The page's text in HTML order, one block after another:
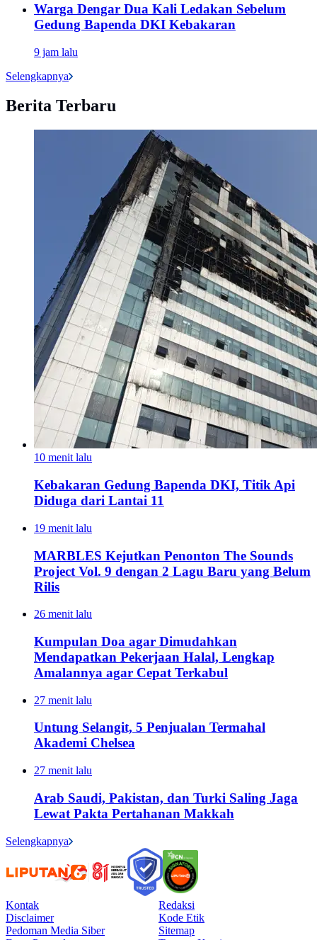
Warga Dengar Dua Kali Ledakan Sebelum
Gedung Bapenda DKI Kebakaran
9 jam lalu
Selengkapnya
Berita Terbaru
10 menit lalu
Kebakaran Gedung Bapenda DKI, Titik Api
Diduga dari Lantai 11
19 menit lalu
MARBLES Kejutkan Penonton The Sounds
Project Vol. 9 dengan 2 Lagu Baru yang Belum
Rilis
26 menit lalu
Kumpulan Doa agar Dimudahkan
Mendapatkan Pekerjaan Halal, Lengkap
Amalannya agar Cepat Terkabul
27 menit lalu
Untung Selangit, 5 Penjualan Termahal
Akademi Chelsea
27 menit lalu
Arab Saudi, Pakistan, dan Turki Saling Jaga
Lewat Pakta Pertahanan Makkah
Selengkapnya
Kontak
Redaksi
Disclaimer
Kode Etik
Pedoman Media Siber
Sitemap